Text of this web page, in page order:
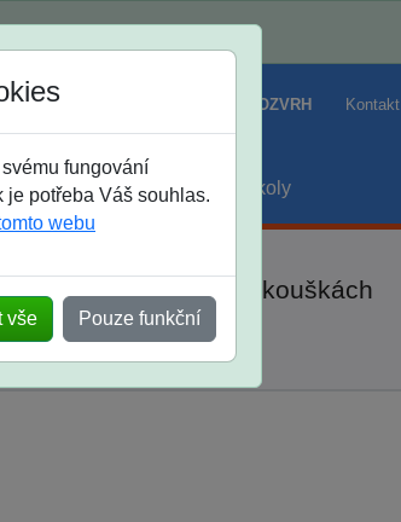
si vybrat ROZVRH Kontakt
soutěže prázdniny školy
přijímacích zkouškách
fungování
je potřeba Váš souhlas.
webu
vše Pouze funkční